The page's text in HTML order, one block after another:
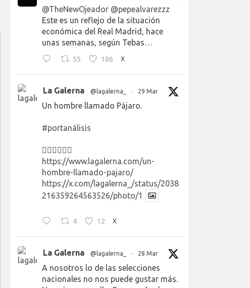
@TheNewOjeador @pepealvarezzz
Este es un reflejo de la situación
económica del Real Madrid, hace
unas semanas, según Tebas…
55 186 X
La Galerna @lagalerna_ · 29 Mar
Un hombre llamado Pájaro.
#portanálisis
👉🏻👉🏻👉🏻
https://www.lagalerna.com/un-
hombre-llamado-pajaro/
https://x.com/lagalerna_/status/2038
216359264563526/photo/1
4 12 X
La Galerna @lagalerna_ · 28 Mar
A nosotros lo de las selecciones
nacionales no nos puede gustar más.